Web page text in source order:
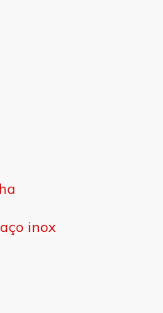
inox